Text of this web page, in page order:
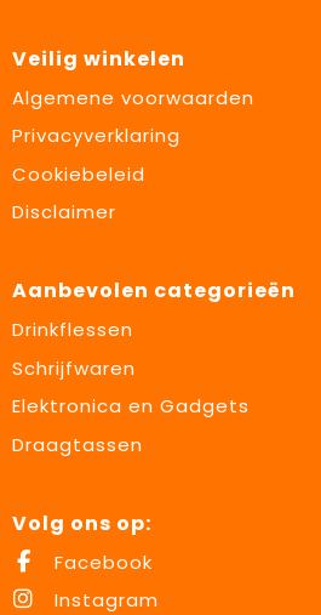
Veilig winkelen
Algemene voorwaarden
Privacyverklaring
Cookiebeleid
Disclaimer
Aanbevolen categorieën
Drinkflessen
Schrijfwaren
Elektronica en Gadgets
Draagtassen
Volg ons op:
Facebook
Instagram